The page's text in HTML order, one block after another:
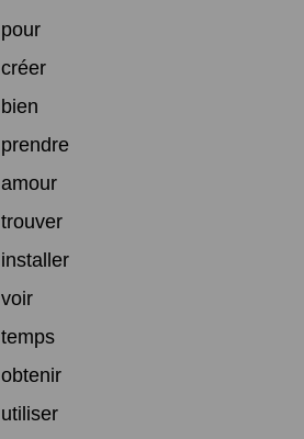
pour
créer
bien
prendre
amour
trouver
installer
voir
temps
obtenir
utiliser